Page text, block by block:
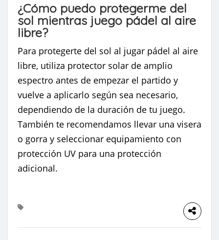
¿Cómo puedo protegerme del
sol mientras juego pádel al aire
libre?
Para protegerte del sol al jugar pádel al aire
libre, utiliza protector solar de amplio
espectro antes de empezar el partido y
vuelve a aplicarlo según sea necesario,
dependiendo de la duración de tu juego.
También te recomendamos llevar una visera
o gorra y seleccionar equipamiento con
protección UV para una protección
adicional.